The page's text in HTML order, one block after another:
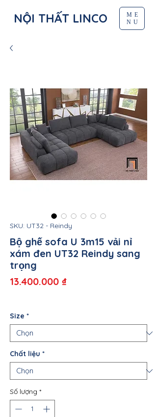
NỘI THẤT LINCO
ME
NU
SKU: UT32 - Reindy
Bộ ghế sofa U 3m15 vải nỉ
xám đen UT32 Reindy sang
trọng
13.400.000 ₫Giá
Size *
Chất liệu *
Số lượng *